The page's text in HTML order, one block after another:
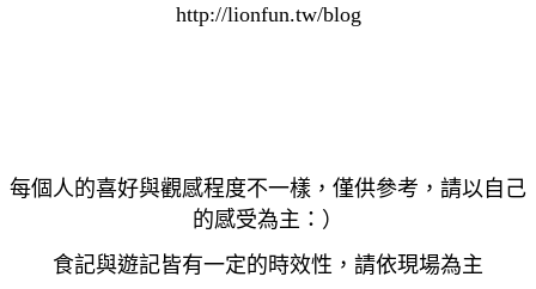
http://lionfun.tw/blog
每個人的喜好與觀感程度不一樣，僅供參考，請以自己
的感受為主：）
食記與遊記皆有一定的時效性，請依現場為主